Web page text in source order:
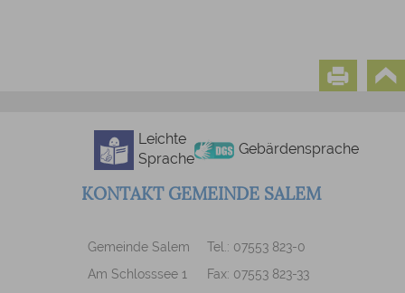
Leichte
Sprache
Gebärdensprache
KONTAKT GEMEINDE SALEM
Gemeinde Salem
Tel.: 07553 823-0
Am Schlosssee 1
Fax: 07553 823-33